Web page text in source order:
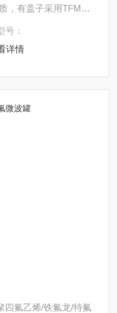
垫片均为TFM材质，
+盖子（不包括外
号：
详情